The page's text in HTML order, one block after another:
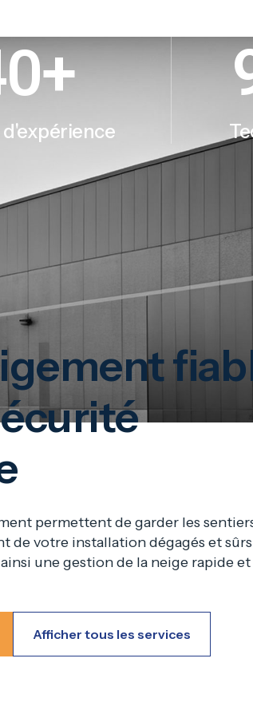
+
permettent de garder les
de votre installation dégagés et sûrs
une gestion de la neige rapide et
Afficher tous les services